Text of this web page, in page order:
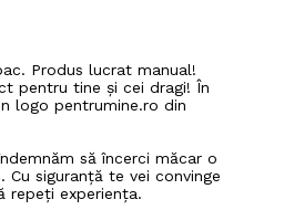
Produs lucrat manual!
pentru tine și cei dragi! În
logo pentrumine.ro din
să încerci măcar o
siguranță te vei convinge
repeți experiența.